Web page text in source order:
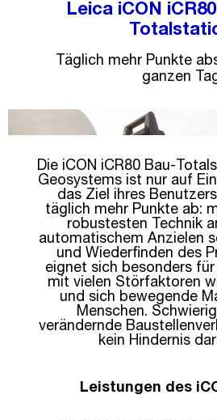
Leica iCON
Täglich mehr Punkte
ganzen
Die iCON iCR80 Bau-
Geosystems ist nur auf
das Ziel ihres
täglich mehr Punkte ab:
robustesten Technik
automatischem Anzielen
und Wiederfinden des
eignet sich besonders
mit vielen Störfaktoren
und sich bewegende
Menschen.
verändernde
kein Hindernis
Leistungen des